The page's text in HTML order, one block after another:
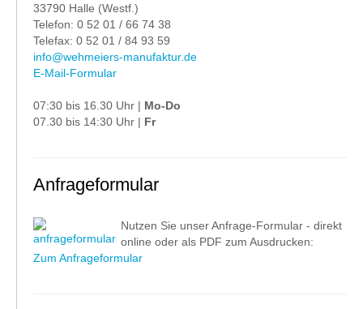
33790 Halle (Westf.)
Telefon: 0 52 01 / 66 74 38
Telefax: 0 52 01 / 84 93 59
info@wehmeiers-manufaktur.de
E-Mail-Formular
07:30 bis 16.30 Uhr | Mo-Do
07.30 bis 14:30 Uhr | Fr
Anfrageformular
Nutzen Sie unser Anfrage-Formular - direkt
online oder als PDF zum Ausdrucken:
Zum Anfrageformular